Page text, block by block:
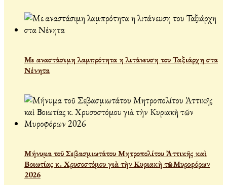
Με αναστάσιμη λαμπρότητα η λιτάνευση του Ταξιάρχη στα
Νένητα
Μήνυμα τοῦ Σεβασμιωτάτου Μητροπολίτου Ἀττικῆς καὶ
Βοιωτίας κ. Χρυσοστόμου γιὰ τὴν Κυριακὴ τῶν Μυροφόρων
2026